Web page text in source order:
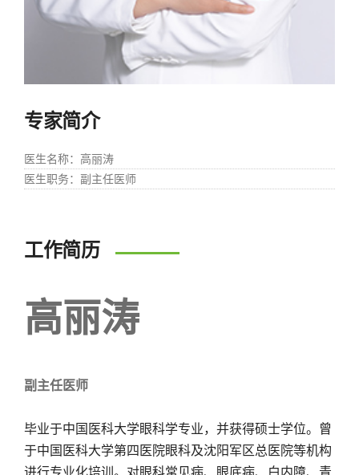
专家简介
医生名称：高丽涛
医生职务：副主任医师
工作简历
高丽涛
副主任医师
毕业于中国医科大学眼科学专业，并获得硕士学位。曾
于中国医科大学第四医院眼科及沈阳军区总医院等机构
进行专业化培训。对眼科常见病、眼底病、白内障、青